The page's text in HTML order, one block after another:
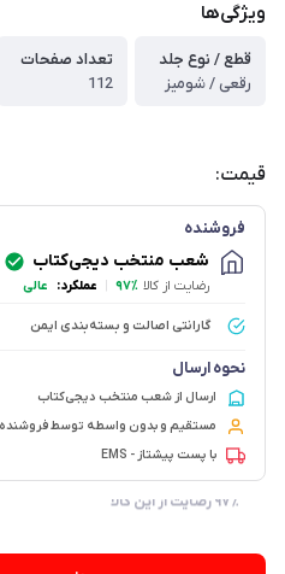
ویژگی‌ها
قطع / نوع جلد
رقعی / شومیز
تعداد صفحات
112
قیمت:
فروشنده
شعب منتخب دیجی‌کتاب
رضایت از کالا ۹۷٪ عملکرد: عالی
گارانتی اصالت و بسته‌بندی ایمن
نحوه ارسال
ارسال از شعب منتخب دیجی‌کتاب
مستقیم و بدون واسطه توسط فروشنده
با پست پیشتاز - EMS
۹۷٪ رضایت از این کالا